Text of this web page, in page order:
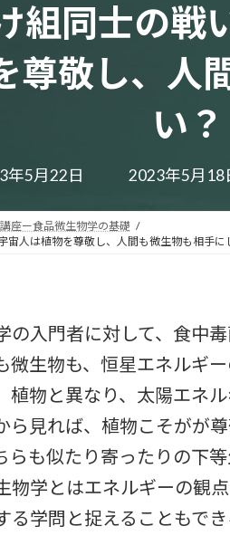
組同士の戦
尊敬し、人
い？
年5月22日
最
終
新
日
時
2023年5月18
座ー食品微生物学の基礎
人は植物を尊敬し、人間も微生物も相手に
入門者に対して、食中毒
微生物も、恒星エネルギ
物と異なり、太陽エネ
ら見れば、植物こそがが
も似たり寄ったりの下
物学とはエネルギーの観
学問と捉えることもでき